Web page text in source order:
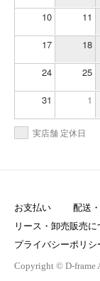
10 11
17 18
24 25
31 1
実店舗 定休日
お支払い 配送
リース・卸売販売に
プライバシーポリシ
Copyright © D-frame